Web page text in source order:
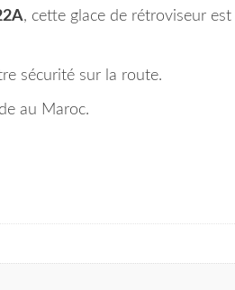
, cette glace de rétroviseur
sécurité sur la route.
au Maroc.